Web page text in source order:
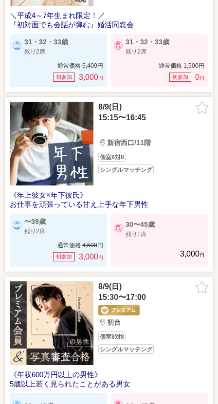
＼平成4～7年生まれ限定！／
『初対面でも会話が弾む』婚活同窓会
31・32・33歳
残り2席
通常価格 5,400円
初参加 3,000円
31・32・33歳
残り2席
通常価格 1,500円
初参加 0円
8/9(日)
15:15〜16:45
新宿西口/11階
個室8対8
シングルマッチング
《年上彼女×年下彼氏》
お仕事を頑張っている甘え上手な年下男性
〜39歳
残り2席
通常価格 4,500円
初参加 3,000円
30〜45歳
残り1席
3,000円
8/9(日)
15:30〜17:00
初台
個室8対8
シングルマッチング
《年収600万円以上の男性》
5歳以上若く見られたことがある男女